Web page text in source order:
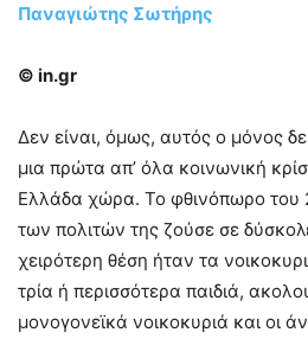
Παναγιώτης Σωτήρης
© in.gr
Δεν είναι, όμως, αυτός ο μόνος
μια πρώτα απ’ όλα κοινωνική
Ελλάδα χώρα. Το φθινόπωρο του
των πολιτών της ζούσε σε
χειρότερη θέση ήταν τα
τρία ή περισσότερα παιδιά,
μονογονεϊκά νοικοκυριά και οι